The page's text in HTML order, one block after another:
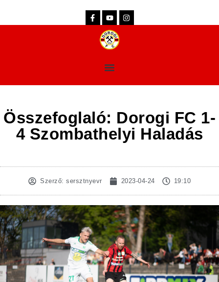
Összefoglaló: Dorogi FC 1-
4 Szombathelyi Haladás
Szerző: sersztnyevr 2023-04-24 19:10